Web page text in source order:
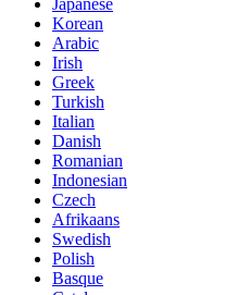
Japanese
Korean
Arabic
Irish
Greek
Turkish
Italian
Danish
Romanian
Indonesian
Czech
Afrikaans
Swedish
Polish
Basque